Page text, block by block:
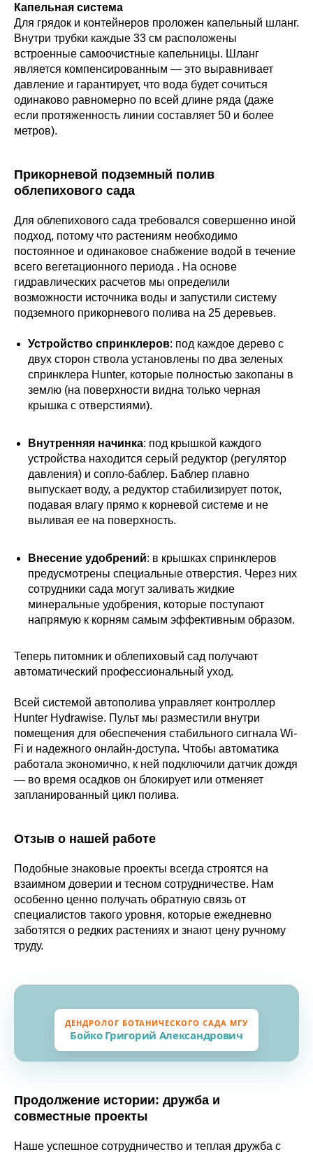
Капельная система
Для грядок и контейнеров проложен капельный шланг.
Внутри трубки каждые 33 см расположены
встроенные самоочистные капельницы. Шланг
является компенсированным — это выравнивает
давление и гарантирует, что вода будет сочиться
одинаково равномерно по всей длине ряда (даже
если протяженность линии составляет 50 и более
метров).
Прикорневой подземный полив
облепихового сада
Для облепихового сада требовался совершенно иной
подход, потому что растениям необходимо
постоянное и одинаковое снабжение водой в течение
всего вегетационного периода . На основе
гидравлических расчетов мы определили
возможности источника воды и запустили систему
подземного прикорневого полива на 25 деревьев.
Устройство спринклеров: под каждое дерево с
двух сторон ствола установлены по два зеленых
спринклера Hunter, которые полностью закопаны в
землю (на поверхности видна только черная
крышка с отверстиями).
Внутренняя начинка: под крышкой каждого
устройства находится серый редуктор (регулятор
давления) и сопло-баблер. Баблер плавно
выпускает воду, а редуктор стабилизирует поток,
подавая влагу прямо к корневой системе и не
выливая ее на поверхность.
Внесение удобрений: в крышках спринклеров
предусмотрены специальные отверстия. Через них
сотрудники сада могут заливать жидкие
минеральные удобрения, которые поступают
напрямую к корням самым эффективным образом.
Теперь питомник и облепиховый сад получают
автоматический профессиональный уход.
Всей системой автополива управляет контроллер
Hunter Hydrawise. Пульт мы разместили внутри
помещения для обеспечения стабильного сигнала Wi-
Fi и надежного онлайн-доступа. Чтобы автоматика
работала экономично, к ней подключили датчик дождя
— во время осадков он блокирует или отменяет
запланированный цикл полива.
Отзыв о нашей работе
Подобные знаковые проекты всегда строятся на
взаимном доверии и тесном сотрудничестве. Нам
особенно ценно получать обратную связь от
специалистов такого уровня, которые ежедневно
заботятся о редких растениях и знают цену ручному
труду.
ДЕНДРОЛОГ БОТАНИЧЕСКОГО САДА МГУ
Бойко Григорий Александрович
Продолжение истории: дружба и
совместные проекты
Наше успешное сотрудничество и теплая дружба с